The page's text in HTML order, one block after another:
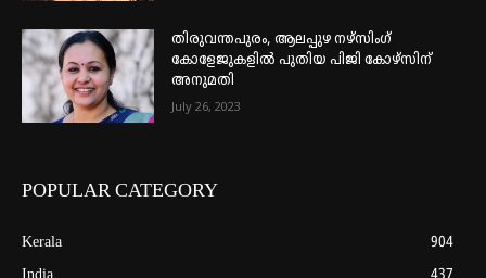
തിരുവന്തപുരം, ആലപ്പുഴ നഴ്‌സിംഗ്
കോളേജുകളില്‍ പുതിയ പിജി കോഴ്‌സിന്
അനുമതി
July 26, 2023
POPULAR CATEGORY
Kerala
904